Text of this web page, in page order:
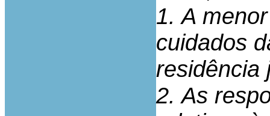
1. A
cuidados
residência
2. As